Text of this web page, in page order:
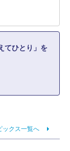
てひとり」を
ックス一覧へ